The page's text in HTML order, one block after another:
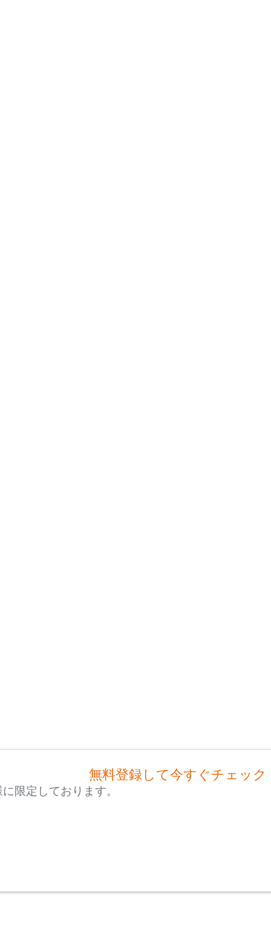
無料登録して今すぐチェック
限定しております。